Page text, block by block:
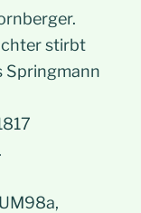
stirbt
Springmann